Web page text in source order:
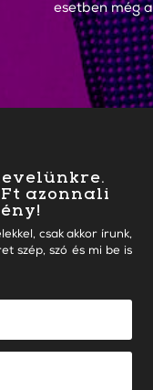
esetben még
azonnali
csak akkor írunk,
szép, szó és mi be is